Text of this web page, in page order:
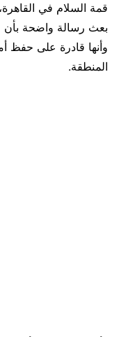
قمة السلام في
بعث رسالة واضحة بأن
وأنها قادرة على حفظ
المنطقة.